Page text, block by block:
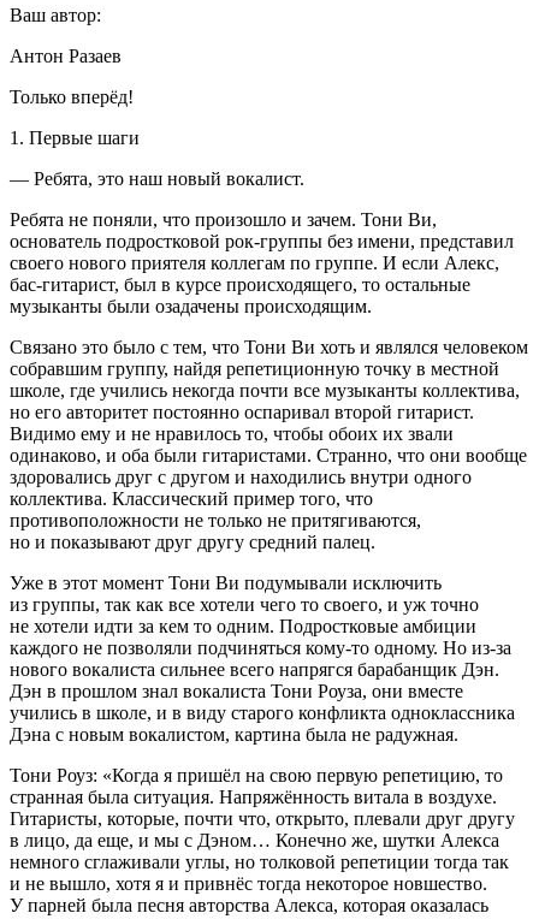
Ваш автор:
Антон Разаев
Только вперёд!
1. Первые шаги
— Ребята, это наш новый вокалист.
Ребята не поняли, что произошло и зачем. Тони Ви,
основатель подростковой рок-группы без имени, представил
своего нового приятеля коллегам по группе. И если Алекс,
бас-гитарист, был в курсе происходящего, то остальные
музыканты были озадачены происходящим.
Связано это было с тем, что Тони Ви хоть и являлся человеком
собравшим группу, найдя репетиционную точку в местной
школе, где учились некогда почти все музыканты коллектива,
но его авторитет постоянно оспаривал второй гитарист.
Видимо ему и не нравилось то, чтобы обоих их звали
одинаково, и оба были гитаристами. Странно, что они вообще
здоровались друг с другом и находились внутри одного
коллектива. Классический пример того, что
противоположности не только не притягиваются,
но и показывают друг другу средний палец.
Уже в этот момент Тони Ви подумывали исключить
из группы, так как все хотели чего то своего, и уж точно
не хотели идти за кем то одним. Подростковые амбиции
каждого не позволяли подчиняться кому-то одному. Но из-за
нового вокалиста сильнее всего напрягся барабанщик Дэн.
Дэн в прошлом знал вокалиста Тони Роуза, они вместе
учились в школе, и в виду старого конфликта одноклассника
Дэна с новым вокалистом, картина была не радужная.
Тони Роуз: «Когда я пришёл на свою первую репетицию, то
странная была ситуация. Напряжённость витала в воздухе.
Гитаристы, которые, почти что, открыто, плевали друг другу
в лицо, да еще, и мы с Дэном… Конечно же, шутки Алекса
немного сглаживали углы, но толковой репетиции тогда так
и не вышло, хотя я и привнёс тогда некоторое новшество.
У парней была песня авторства Алекса, которая оказалась